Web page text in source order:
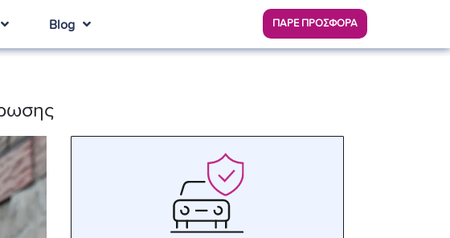
Blog ΠΑΡΕ ΠΡΟΣΦΟΡΑ